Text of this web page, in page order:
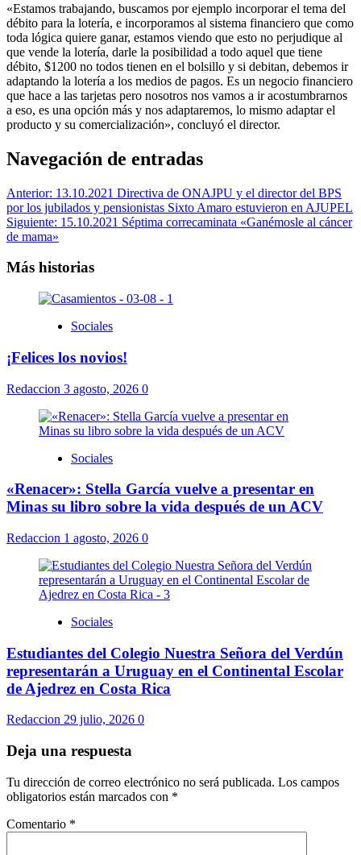
«Estamos trabajando, buscamos por ejemplo incorporar el tema del
débito para la lotería, e incorporamos al sistema financiero que como
toda lógica quiere ganar, estamos viendo que esto no perjudique al
que vende la lotería, darle la posibilidad a todo aquel que tiene
débito, $1200 no todos tienen en el bolsillo y si debitan, debemos ir
adaptando la lotería a los medios de pagos. Es un negocio financiero
que hace a las tarjetas pero nosotros nos vamos a ir acostumbrarnos
a eso, es una opción más y nos adaptaremos, lo mismo adaptar el
producto y su comercialización», concluyó el director.
Navegación de entradas
Anterior: 13.10.2021 Directiva de ONAJPU y el director del BPS
por los jubilados y pensionistas Sixto Amaro estuvieron en AJUPEL
Siguiente: 15.10.2021 Séptima correcaminata «Ganémosle al cáncer
de mama»
Más historias
Sociales
¡Felices los novios!
Redaccion 3 agosto, 2026 0
Sociales
«Renacer»: Stella García vuelve a presentar en
Minas su libro sobre la vida después de un ACV
Redaccion 1 agosto, 2026 0
Sociales
Estudiantes del Colegio Nuestra Señora del Verdún
representarán a Uruguay en el Continental Escolar
de Ajedrez en Costa Rica
Redaccion 29 julio, 2026 0
Deja una respuesta
Tu dirección de correo electrónico no será publicada. Los campos
obligatorios están marcados con *
Comentario *